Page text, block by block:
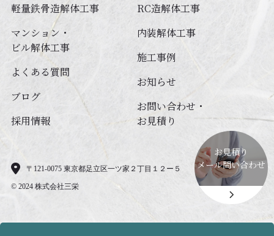
軽量鉄⾻造解体⼯事
マンション・
ビル解体⼯事
よくある質問
ブログ
採用情報
RC造解体⼯事
内装解体⼯事
施工事例
お知らせ
お問い合わせ・
お見積り
〒121-0075 東京都足立区一ツ家２丁目１２ー５
© 2024 ️株式会社三栄
お見積り
メール問い合わせ